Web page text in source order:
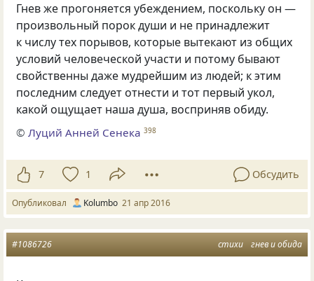
Гнев же прогоняется убеждением, поскольку он —
произвольный порок души и не принадлежит
к числу тех порывов, которые вытекают из общих
условий человеческой участи и потому бывают
свойственны даже мудрейшим из людей; к этим
последним следует отнести и тот первый укол,
какой ощущает наша душа, восприняв обиду.
©Луций Анней Сенека 398
7 1 Обсудить
Опубликовал Kolumbo 21 апр 2016
стихи гнев и обида
#1086726